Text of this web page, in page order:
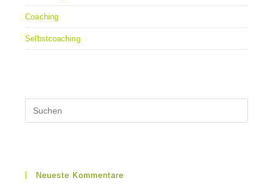
Coaching
Selbstcoaching
Neueste Kommentare